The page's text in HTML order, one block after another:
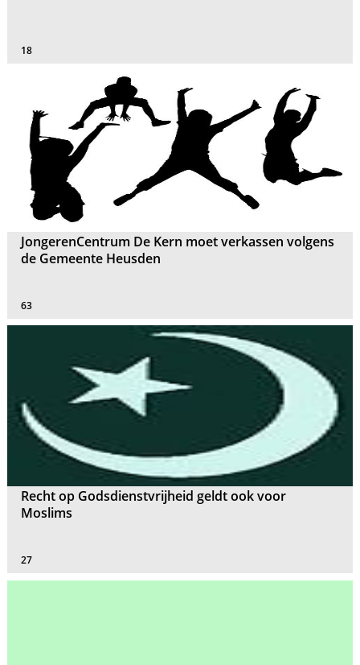
18
JongerenCentrum De Kern moet verkassen volgens
de Gemeente Heusden
63
Recht op Godsdienstvrijheid geldt ook voor
Moslims
27